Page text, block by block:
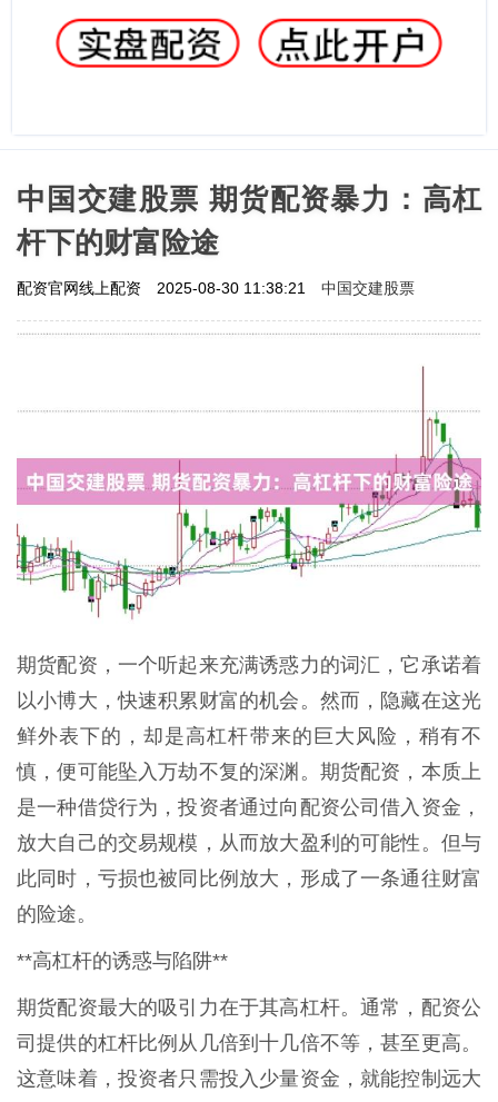
中国交建股票 期货配资暴力：高杠
杆下的财富险途
配资官网线上配资 2025-08-30 11:38:21 中国交建股票
期货配资，一个听起来充满诱惑力的词汇，它承诺着
以小博大，快速积累财富的机会。然而，隐藏在这光
鲜外表下的，却是高杠杆带来的巨大风险，稍有不
慎，便可能坠入万劫不复的深渊。期货配资，本质上
是一种借贷行为，投资者通过向配资公司借入资金，
放大自己的交易规模，从而放大盈利的可能性。但与
此同时，亏损也被同比例放大，形成了一条通往财富
的险途。
**高杠杆的诱惑与陷阱**
期货配资最大的吸引力在于其高杠杆。通常，配资公
司提供的杠杆比例从几倍到十几倍不等，甚至更高。
这意味着，投资者只需投入少量资金，就能控制远大